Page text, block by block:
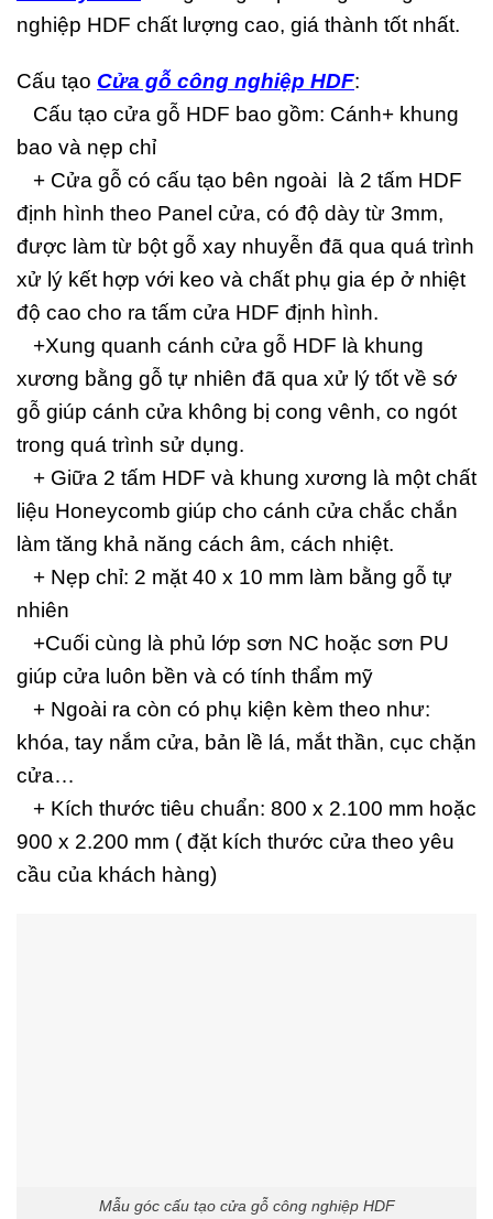
nghiệp HDF chất lượng cao, giá thành tốt nhất.
Cấu tạo Cửa gỗ công nghiệp HDF:
Cấu tạo cửa gỗ HDF bao gồm: Cánh+ khung
bao và nẹp chỉ
+ Cửa gỗ có cấu tạo bên ngoài là 2 tấm HDF
định hình theo Panel cửa, có độ dày từ 3mm,
được làm từ bột gỗ xay nhuyễn đã qua quá trình
xử lý kết hợp với keo và chất phụ gia ép ở nhiệt
độ cao cho ra tấm cửa HDF định hình.
+Xung quanh cánh cửa gỗ HDF là khung
xương bằng gỗ tự nhiên đã qua xử lý tốt về sớ
gỗ giúp cánh cửa không bị cong vênh, co ngót
trong quá trình sử dụng.
+ Giữa 2 tấm HDF và khung xương là một chất
liệu Honeycomb giúp cho cánh cửa chắc chắn
làm tăng khả năng cách âm, cách nhiệt.
+ Nẹp chỉ: 2 mặt 40 x 10 mm làm bằng gỗ tự
nhiên
+Cuối cùng là phủ lớp sơn NC hoặc sơn PU
giúp cửa luôn bền và có tính thẩm mỹ
+ Ngoài ra còn có phụ kiện kèm theo như:
khóa, tay nắm cửa, bản lề lá, mắt thần, cục chặn
cửa…
+ Kích thước tiêu chuẩn: 800 x 2.100 mm hoặc
900 x 2.200 mm ( đặt kích thước cửa theo yêu
cầu của khách hàng)
Mẫu góc cấu tạo cửa gỗ công nghiệp HDF